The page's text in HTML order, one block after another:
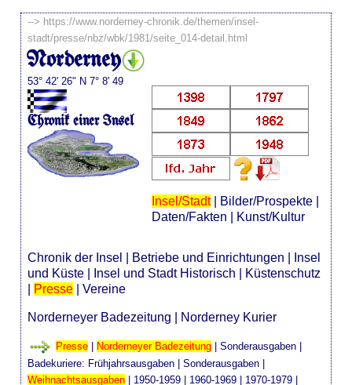
--> https://www.norderney-chronik.de/themen/insel-
stadt/presse/nbz/wbk/1981/seite_014-detail.html
Norderney
53° 42' 26" N 7° 8' 49
Chronik einer Insel
Insel/Stadt| Bilder/Prospekte|
Daten/Fakten
Kunst/Kultur
Chronik der Insel Betriebe und Einrichtungen
Insel
und Küste
Insel und Stadt Historisch
Küstenschutz
Presse |Vereine
Norderneyer Badezeitung Norderney Kurier
Presse Norderneyer Badezeitung |Sonderausgaben
Badekuriere: Frühjahrsausgaben |Sonderausgaben |
Weihnachtsausgaben | 1950-1959 | 1960-1969 | 1970-1979 |